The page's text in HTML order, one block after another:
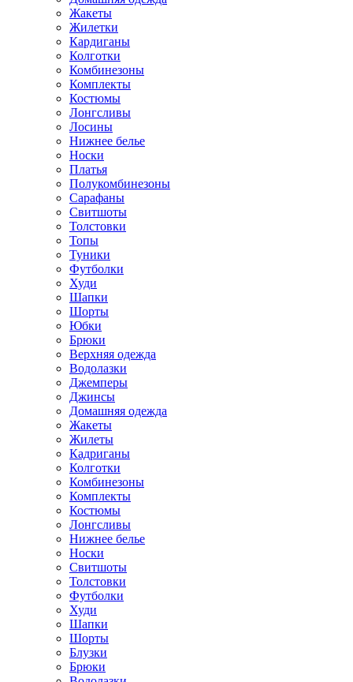
Жакеты
Жилетки
Кардиганы
Колготки
Комбинезоны
Комплекты
Костюмы
Лонгсливы
Лосины
Нижнее белье
Носки
Платья
Полукомбинезоны
Сарафаны
Свитшоты
Толстовки
Топы
Туники
Футболки
Худи
Шапки
Шорты
Юбки
Брюки
Верхняя одежда
Водолазки
Джемперы
Джинсы
Домашняя одежда
Жакеты
Жилеты
Кадриганы
Колготки
Комбинезоны
Комплекты
Костюмы
Лонгсливы
Нижнее белье
Носки
Свитшоты
Толстовки
Футболки
Худи
Шапки
Шорты
Блузки
Брюки